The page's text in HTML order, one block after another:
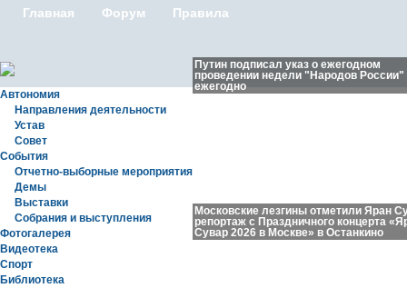
Главная Форум Правила
Автономия
Направления деятельности
Устав
Совет
События
Отчетно-выборные мероприятия
Демы
Выставки
Собрания и выступления
Фотогалерея
Видеотека
Спорт
Библиотека
Путин подписал указ о ежегодном
проведении недели "Народов России"
ежегодно
Московские лезгины отметили Яран
репортаж с Праздничного концерта
Сувар 2026 в Москве» в Останкино